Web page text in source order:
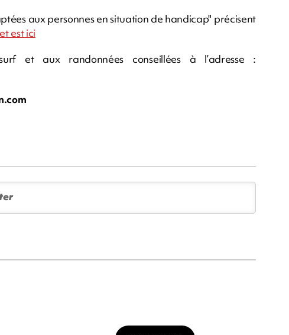
aux personnes en situation de handicap" précisent
est ici
et aux randonnées conseillées à l’adresse :